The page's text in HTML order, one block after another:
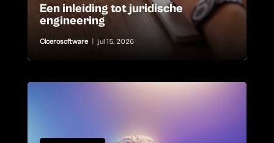
Een inleiding tot juridische
engineering
Cicerosoftware jul 15, 2026